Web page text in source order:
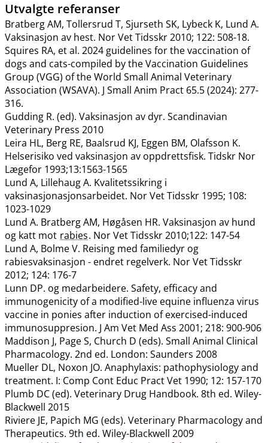
Utvalgte referanser
Bratberg AM, Tollersrud T, Sjurseth SK, Lybeck K, Lund A.
Vaksinasjon av hest. Nor Vet Tidsskr 2010; 122: 508-18.
Squires RA, et al. 2024 guidelines for the vaccination of
dogs and cats-compiled by the Vaccination Guidelines
Group (VGG) of the World Small Animal Veterinary
Association (WSAVA). J Small Anim Pract 65.5 (2024): 277-
316.
Gudding R. (ed). Vaksinasjon av dyr. Scandinavian
Veterinary Press 2010
Leira HL, Berg RE, Baalsrud KJ, Eggen BM, Olafsson K.
Helserisiko ved vaksinasjon av oppdrettsfisk. Tidskr Nor
Lægefor 1993;13:1563-1565
Lund A, Lillehaug A. Kvalitetssikring i
vaksinasjonasjonsarbeidet. Nor Vet Tidsskr 1995; 108:
1023-1029
Lund A. Bratberg AM, Høgåsen HR. Vaksinasjon av hund
og katt mot rabies. Nor Vet Tidsskr 2010;122: 147-54
Lund A, Bolme V. Reising med familiedyr og
rabiesvaksinasjon - endret regelverk. Nor Vet Tidsskr
2012; 124: 176-7
Lunn DP. og medarbeidere. Safety, efficacy and
immunogenicity of a modified-live equine influenza virus
vaccine in ponies after induction of exercised-induced
immunosuppresion. J Am Vet Med Ass 2001; 218: 900-906
Maddison J, Page S, Church D (eds). Small Animal Clinical
Pharmacology. 2nd ed. London: Saunders 2008
Mueller DL, Noxon JO. Anaphylaxis: pathophysiology and
treatment. I: Comp Cont Educ Pract Vet 1990; 12: 157-170
Plumb DC (ed). Veterinary Drug Handbook. 8th ed. Wiley-
Blackwell 2015
Riviere JE, Papich MG (eds). Veterinary Pharmacology and
Therapeutics. 9th ed. Wiley-Blackwell 2009